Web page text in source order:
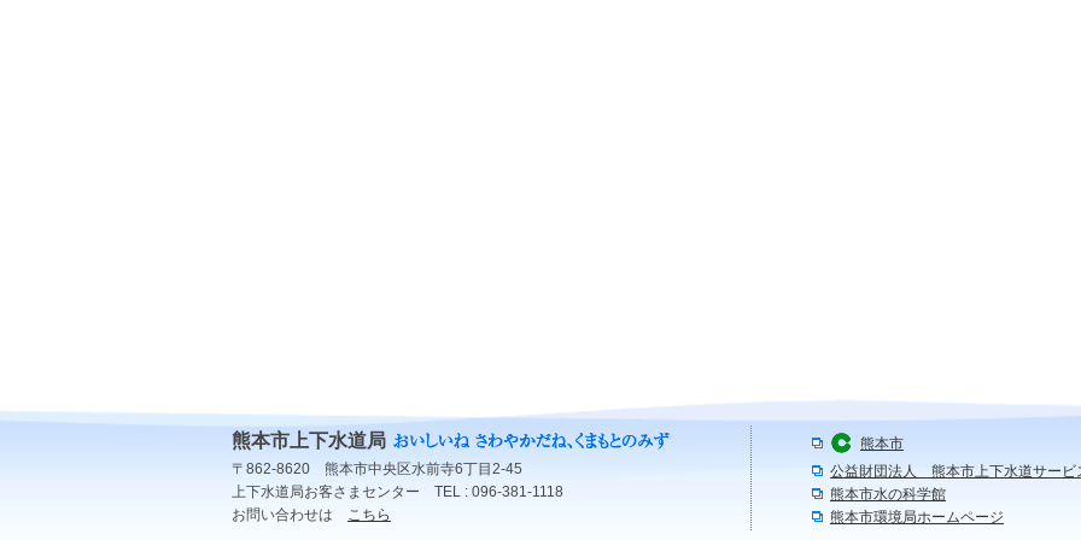
熊本市
公益財団法人 熊本市上下水道サービ
熊本市水の科学館
熊本市環境局ホームページ
熊本市上下水道局
〒862-8620 熊本市中央区水前寺6丁目2-45
上下水道局お客さまセンター TEL : 096-381-1118
お問い合わせは こちら